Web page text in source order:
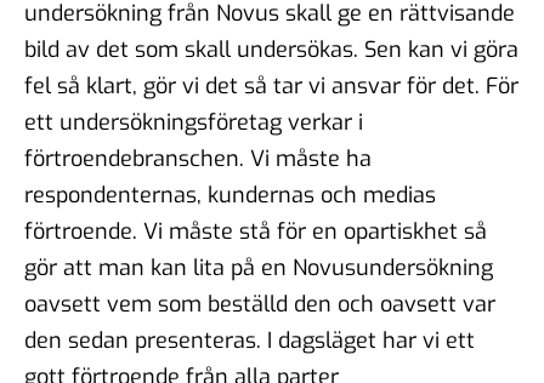
undersökning från Novus skall ge en rättvisande
bild av det som skall undersökas. Sen kan vi göra
fel så klart, gör vi det så tar vi ansvar för det. För
ett undersökningsföretag verkar i
förtroendebranschen. Vi måste ha
respondenternas, kundernas och medias
förtroende. Vi måste stå för en opartiskhet så
gör att man kan lita på en Novusundersökning
oavsett vem som beställd den och oavsett var
den sedan presenteras. I dagsläget har vi ett
gott förtroende från alla parter